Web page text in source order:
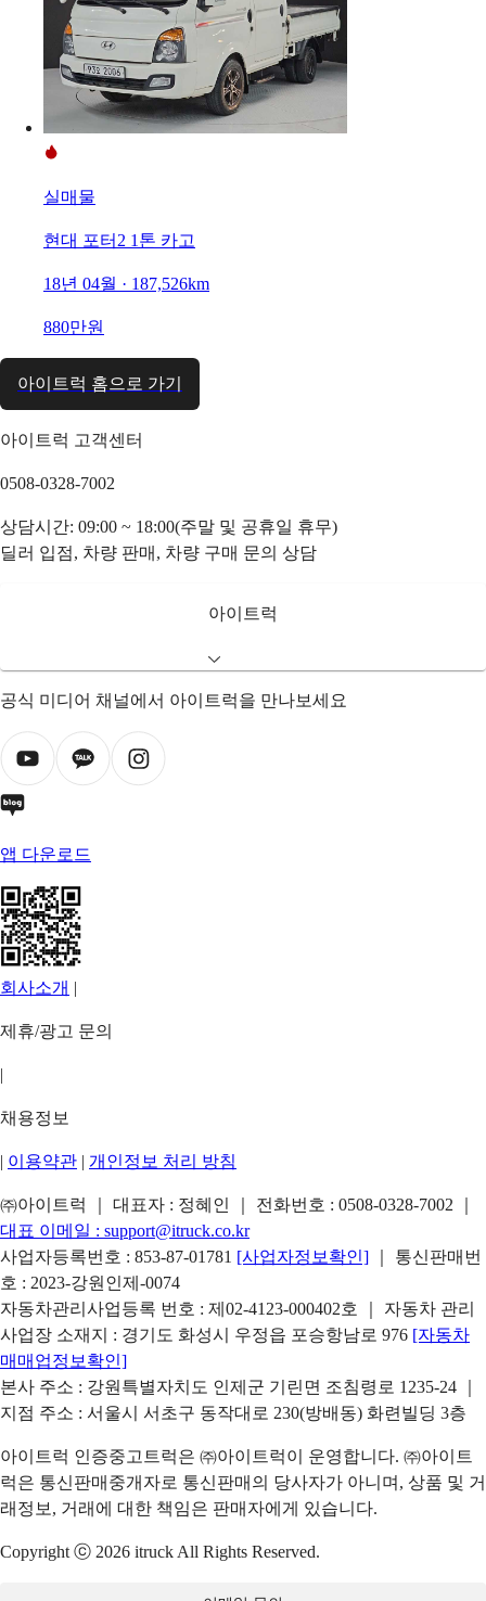
실매물
현대 포터2 1톤 카고
18년 04월 · 187,526km
880만원
아이트럭 홈으로 가기
아이트럭 고객센터
0508-0328-7002
상담시간: 09:00 ~ 18:00(주말 및 공휴일 휴무)
딜러 입점, 차량 판매, 차량 구매 문의 상담
아이트럭
공식 미디어 채널에서 아이트럭을 만나보세요
앱 다운로드
회사소개 |
제휴/광고 문의
|
채용정보
| 이용약관 | 개인정보 처리 방침
㈜아이트럭 ｜ 대표자 : 정혜인 ｜ 전화번호 : 0508-0328-7002
대표 이메일 : support@itruck.co.kr
사업자등록번호 : 853-87-01781 [사업자정보확인]
｜ 통신판매번
호 : 2023-강원인제-0074
자동차관리사업등록 번호 : 제02-4123-000402호 ｜ 자동차 관리
사업장 소재지 : 경기도 화성시 우정읍 포승항남로 976 [자동차
매매업정보확인]
본사 주소 : 강원특별자치도 인제군 기린면 조침령로 1235-24 ｜
지점 주소 : 서울시 서초구 동작대로 230(방배동) 화련빌딩 3층
아이트럭 인증중고트럭은 ㈜아이트럭이 운영합니다. ㈜아이트
럭은 통신판매중개자로 통신판매의 당사자가 아니며, 상품 및 거
래정보, 거래에 대한 책임은 판매자에게 있습니다.
Copyright ⓒ 2026 itruck All Rights Reserved.